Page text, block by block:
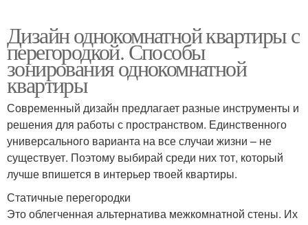
Дизайн однокомнатной квартиры с
перегородкой. Способы
зонирования однокомнатной
квартиры
Современный дизайн предлагает разные инструменты и
решения для работы с пространством. Единственного
универсального варианта на все случаи жизни – не
существует. Поэтому выбирай среди них тот, который
лучше впишется в интерьер твоей квартиры.
Статичные перегородки
Это облегченная альтернатива межкомнатной стены. Их